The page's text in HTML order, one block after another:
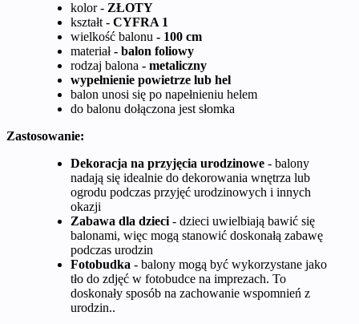
kolor - ZŁOTY
kształt - CYFRA 1
wielkość balonu - 100 cm
materiał- balon foliowy
rodzaj balona - metaliczny
wypełnienie powietrze lub hel
balon unosi się po napełnieniu helem
do balonu dołączona jest słomka
Zastosowanie:
Dekoracja na przyjęcia urodzinowe - balony
nadają się idealnie do dekorowania wnętrza lub
ogrodu podczas przyjęć urodzinowych i innych
okazji
Zabawa dla dzieci - dzieci uwielbiają bawić się
balonami, więc mogą stanowić doskonałą zabawę
podczas urodzin
Fotobudka - balony mogą być wykorzystane jako
tło do zdjęć w fotobudce na imprezach. To
doskonały sposób na zachowanie wspomnień z
urodzin..